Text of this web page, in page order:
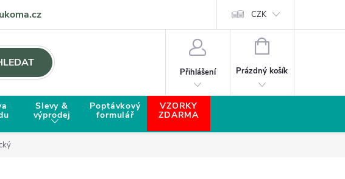
CZK
Přihlášení
NÁKUPNÍ KOŠÍK
Prázdný košík
Slevy &
výprodej
Poptávkový
formulář
VZORKY
ZDARMA